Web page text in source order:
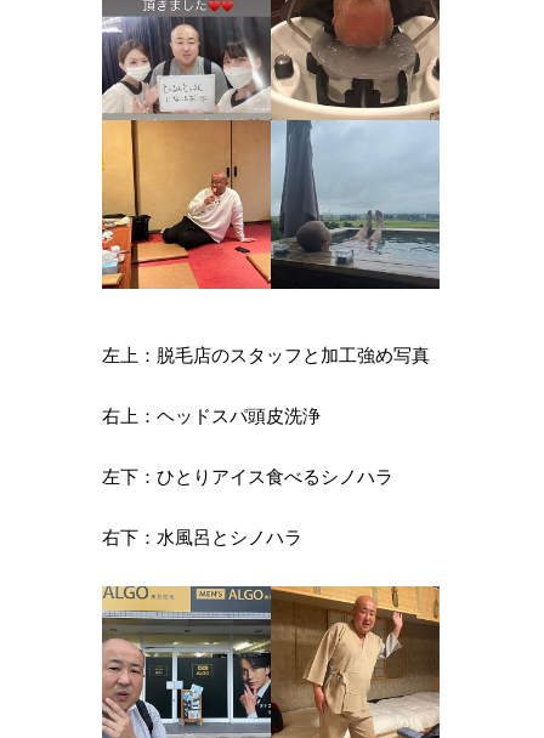
左上：脱毛店のスタッフと加工強め写真
右上：ヘッドスパ頭皮洗浄
左下：ひとりアイス食べるシノハラ
右下：水風呂とシノハラ